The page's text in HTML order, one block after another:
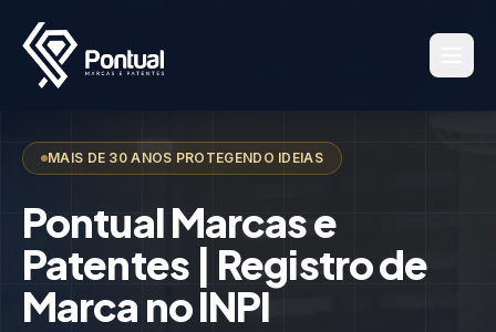
MAIS DE 30 ANOS PROTEGENDO IDEIAS
Pontual Marcas e
Patentes | Registro de
Marca no INPI